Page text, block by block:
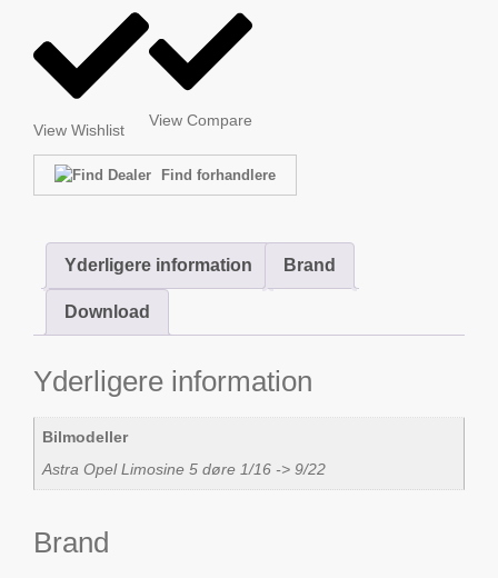
View Wishlist
View Compare
Find forhandlere
Yderligere information Brand
Download
Yderligere information
Bilmodeller
Astra Opel Limosine 5 døre 1/16 -> 9/22
Brand